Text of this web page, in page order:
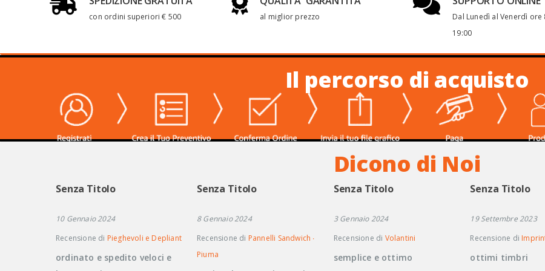
con ordini superiori € 500 al miglior prezzo
Dal Lunedì al Venerdì ore
19:00
Il percorso di acquisto
Dicono di Noi
Senza Titolo
10 Gennaio 2024
Recensione di Pieghevoli e Depliant
ordinato e spedito veloci e
Senza Titolo
8 Gennaio 2024
Recensione di Pannelli Sandwich ∙
Piuma
Senza Titolo
3 Gennaio 2024
Recensione di Volantini
semplice e ottimo
Senza Titolo
19 Settembre 2023
Recensione di
ottimi timbri